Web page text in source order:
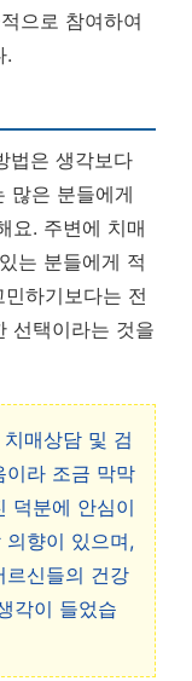
으로 참여하여
.
법은 생각보다
많은 분들에게
요. 주변에 치매
는 분들에게 적
하기보다는 전
선택이라는 것을
매상담 및 검
이라 조금 막막
덕분에 안심이
의향이 있으며,
르신들의 건강
각이 들었습